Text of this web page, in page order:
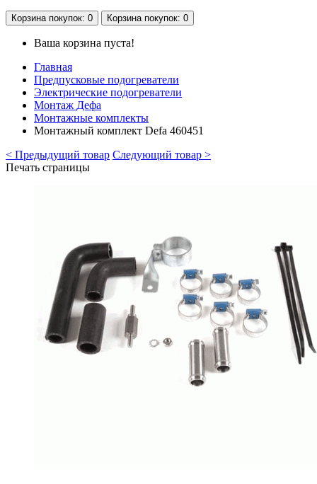
Корзина покупок: 0 Корзина покупок: 0
Ваша корзина пуста!
Главная
Предпусковые подогреватели
Электрические подогреватели
Монтаж Дефа
Монтажные комплекты
Монтажный комплект Defa 460451
< Предыдущий товар Следующий товар >
Печать страницы